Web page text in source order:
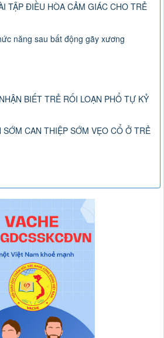
TẬP ĐIỀU HÒA CẢM GIÁC CHO TRẺ
năng sau bất động gãy xương
BIẾT TRẺ RỐI LOẠN PHỔ TỰ KỶ
SỚM CAN THIỆP SỚM VẸO CỔ Ở TRẺ